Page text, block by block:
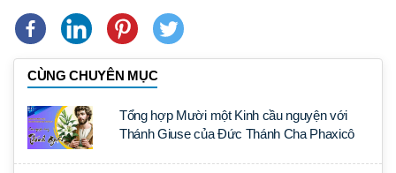
CÙNG CHUYÊN MỤC
Tổng hợp Mười một Kinh cầu nguyện với
Thánh Giuse của Đức Thánh Cha Phaxicô